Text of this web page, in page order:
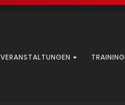
VERANSTALTUNGEN TRAINING